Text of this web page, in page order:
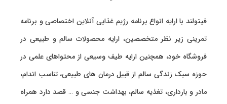
فیتولند با ارایه انواع برنامه رژیم غذایی آنلاین اختصاصیو برنامه
تمرینیزیر نظر متخصصین، ارایه محصولات سالم و طبیعی در
فروشگاه خود، همچنین ارایه طیف وسیعی از محتواهای علمی در
حوزه سبک زندگی سالم از قبیل درمان های طبیعی، تناسب اندام،
مادر و بارداری، تغذیه سالم، بهداشت جنسی و … قصد دارد همراه